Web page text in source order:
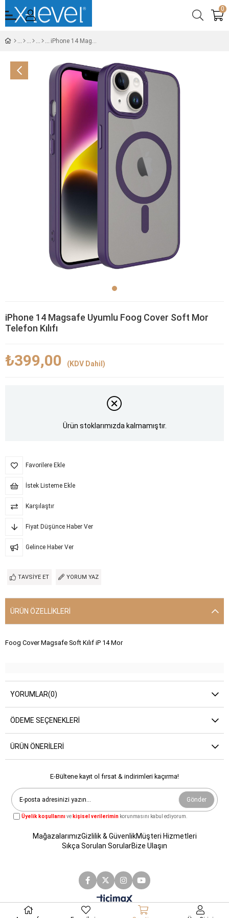
0
iPhone 14 Magsafe Uyumlu Foog Cover Soft Mor Telefon Kılıfı
iPhone 14 Magsafe Uyumlu Foog Cover Soft Mor
Telefon Kılıfı
₺399,00 (KDV Dahil)
Ürün stoklarımızda kalmamıştır.
Favorilere Ekle
İstek Listeme Ekle
Karşılaştır
Fiyat Düşünce Haber Ver
Gelince Haber Ver
TAVSIYE ET YORUM YAZ
ÜRÜN ÖZELLIKLERI
Foog Cover Magsafe Soft Kılıf iP 14 Mor
YORUMLAR(0)
ÖDEME SEÇENEKLERI
ÜRÜN ÖNERILERI
E-Bültene kayıt ol fırsat & indirimleri kaçırma!
Gönder
Üyelik koşullarınıve kişisel verilerimin korunmasını kabul ediyorum.
MağazalarımızGizlilik & GüvenlikMüşteri Hizmetleri
Sıkça Sorulan SorularBize Ulaşın